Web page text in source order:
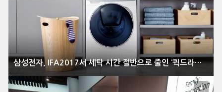
삼성전자, IFA2017서 세탁 시간 절반으로 줄인 ‘퀵드라이브’ 공개